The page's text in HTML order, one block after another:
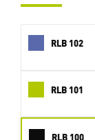
RLB 102
RLB 101
RLB 100